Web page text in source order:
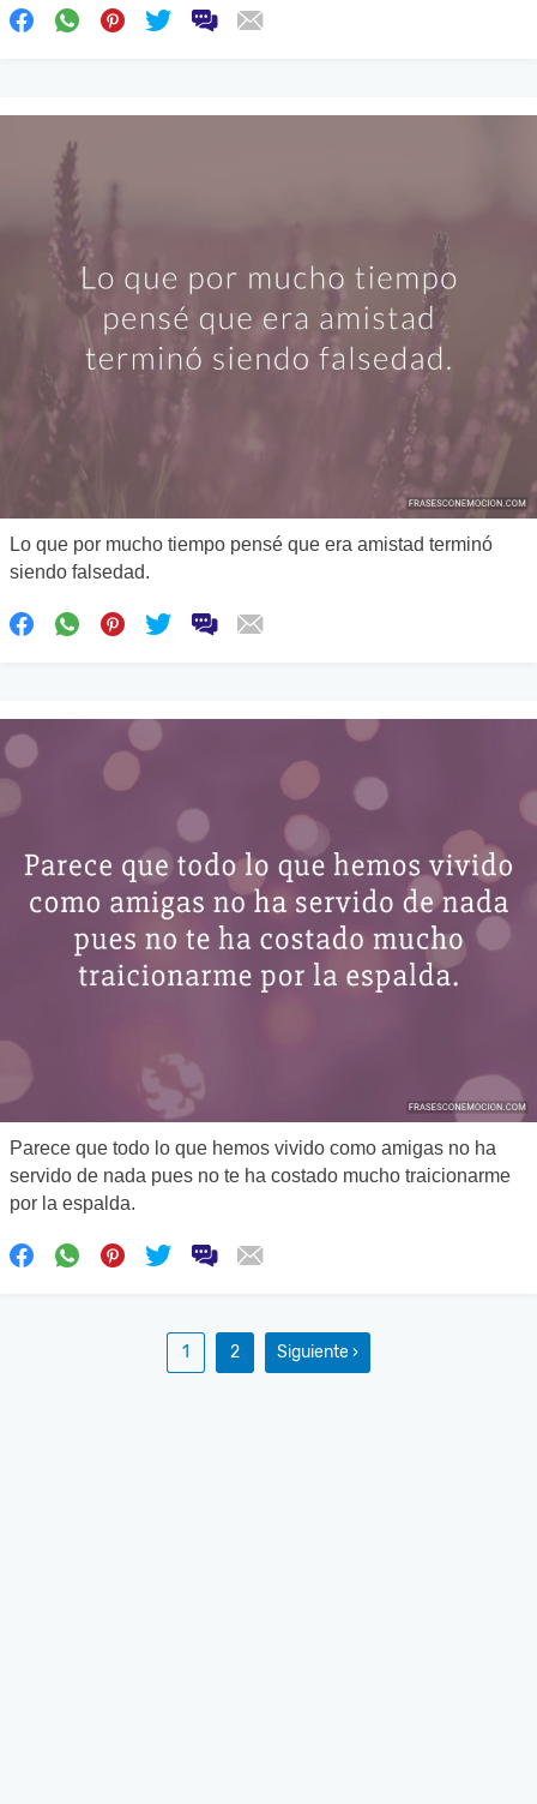
Lo que por mucho tiempo pensé que era amistad terminó
siendo falsedad.
Parece que todo lo que hemos vivido como amigas no ha
servido de nada pues no te ha costado mucho traicionarme
por la espalda.
1 2 Siguiente ›